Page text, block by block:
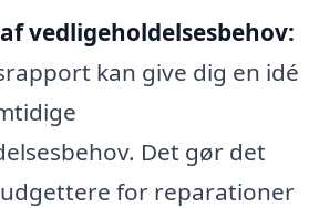
vedligeholdelsesbehov:
kan give dig en idé
Det gør det
for reparationer